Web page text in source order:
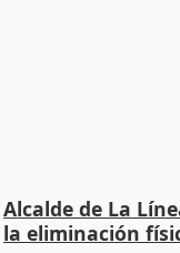
Alcalde de La
la eliminación